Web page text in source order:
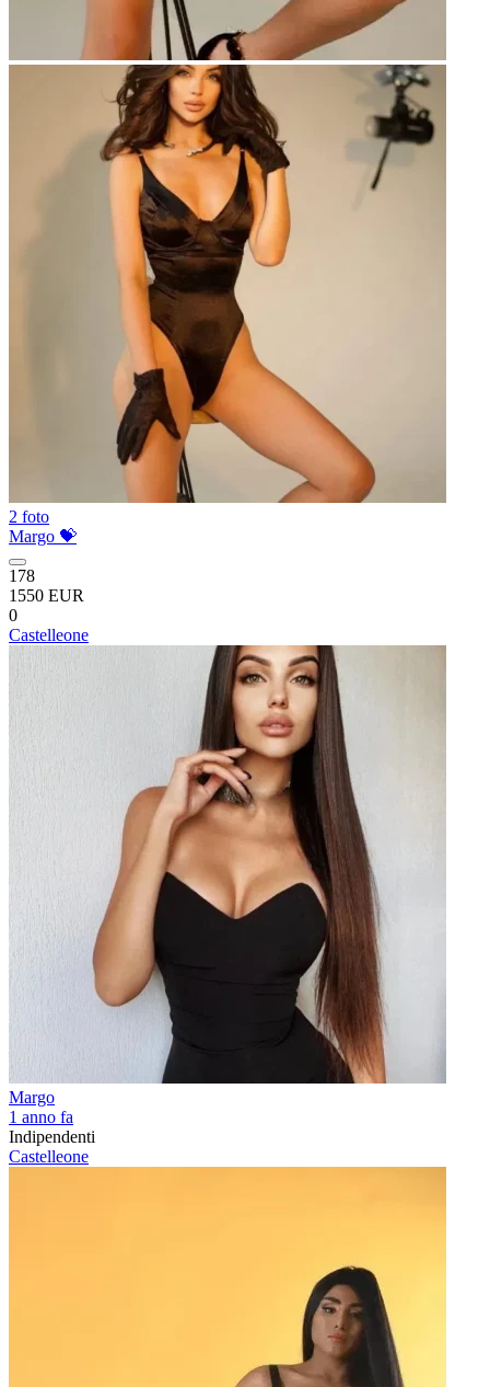
2 foto
Margo 💝
178
1550 EUR
0
Castelleone
Margo
1 anno fa
Indipendenti
Castelleone